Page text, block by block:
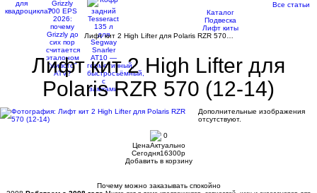
Все статьи
Каталог
Подвеска
Лифт киты
Лифт кит 2 High Lifter для Polaris RZR 570…
Лифт кит 2 High Lifter для
Polaris RZR 570 (12-14)
Дополнительные изображения
отсутствуют.
0
ЦенаАктуально
Сегодня16300p
Добавить в корзину
Почему можно заказывать спокойно